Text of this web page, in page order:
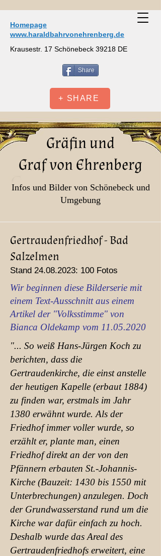
Homepage
www.haraldbahrvonehrenberg.de
Krausestr. 17 Schönebeck 39218 DE
Share
+ SHARE
Gräfin und
Graf von Ehrenberg
Infos und Bilder von Schönebeck und
Umgebung
Gertraudenfriedhof​ - Bad
Salzelmen
Stand 24.08.2023: 100 Fotos
Wir beginnen diese Bilderserie mit
einem Text-Ausschnitt aus einem
Artikel der "Volksstimme" von
Bianca Oldekamp vom 11.05.2020
"... So weiß Hans-Jürgen Koch zu
berichten, dass die
Gertraudenkirche, die einst anstelle
der heutigen Kapelle (erbaut 1884)
zu finden war, erstmals im Jahr
1380 erwähnt wurde. Als der
Friedhof immer voller wurde, so
erzählt er, plante man, einen
Friedhof direkt an der von den
Pfännern erbauten St.-Johannis-
Kirche (Bauzeit: 1430 bis 1550 mit
Unterbrechungen) anzulegen. Doch
der Grundwasserstand rund um die
Kirche war dafür einfach zu hoch.
Deshalb wurde das Areal des
Gertraudenfriedhofs erweitert, eine